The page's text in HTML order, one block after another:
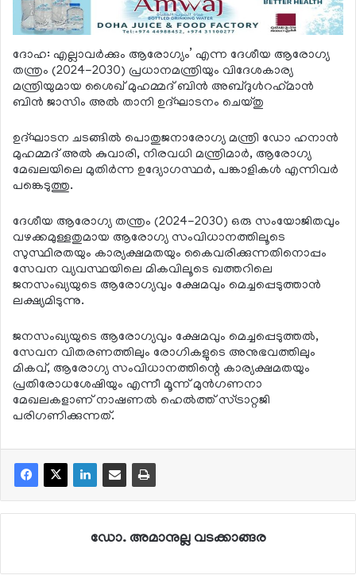
ദോഹ: എല്ലാവര്‍ക്കും ആരോഗ്യം’ എന്ന ദേശീയ ആരോഗ്യ
തന്ത്രം (2024-2030) പ്രധാനമന്ത്രിയും വിദേശകാര്യ
മന്ത്രിയുമായ ശൈഖ് മുഹമ്മദ് ബിന്‍ അബ്ദുള്‍റഹ്‌മാന്‍
ബിന്‍ ജാസിം അല്‍ താനി ഉദ്ഘാടനം ചെയ്തു
ഉദ്ഘാടന ചടങ്ങില്‍ പൊതുജനാരോഗ്യ മന്ത്രി ഡോ ഹനാന്‍
മുഹമ്മദ് അല്‍ കുവാരി, നിരവധി മന്ത്രിമാര്‍, ആരോഗ്യ
മേഖലയിലെ മുതിര്‍ന്ന ഉദ്യോഗസ്ഥര്‍, പങ്കാളികള്‍ എന്നിവര്‍
പങ്കെടുത്തു.
ദേശീയ ആരോഗ്യ തന്ത്രം (2024-2030) ഒരു സംയോജിതവും
വഴക്കമുള്ളതുമായ ആരോഗ്യ സംവിധാനത്തിലൂടെ
സുസ്ഥിരതയും കാര്യക്ഷമതയും കൈവരിക്കുന്നതിനൊപ്പം
സേവന വ്യവസ്ഥയിലെ മികവിലൂടെ ഖത്തറിലെ
ജനസംഖ്യയുടെ ആരോഗ്യവും ക്ഷേമവും മെച്ചപ്പെടുത്താന്‍
ലക്ഷ്യമിടുന്നു.
ജനസംഖ്യയുടെ ആരോഗ്യവും ക്ഷേമവും മെച്ചപ്പെടുത്തല്‍,
സേവന വിതരണത്തിലും രോഗികളുടെ അനുഭവത്തിലും
മികവ്, ആരോഗ്യ സംവിധാനത്തിന്റെ കാര്യക്ഷമതയും
പ്രതിരോധശേഷിയും എന്നീ മൂന്ന് മുന്‍ഗണനാ
മേഖലകളാണ് നാഷണല്‍ ഹെല്‍ത്ത് സ്ട്രാറ്റജി
പരിഗണിക്കുന്നത്.
ഡോ. അമാനുല്ല വടക്കാങ്ങര